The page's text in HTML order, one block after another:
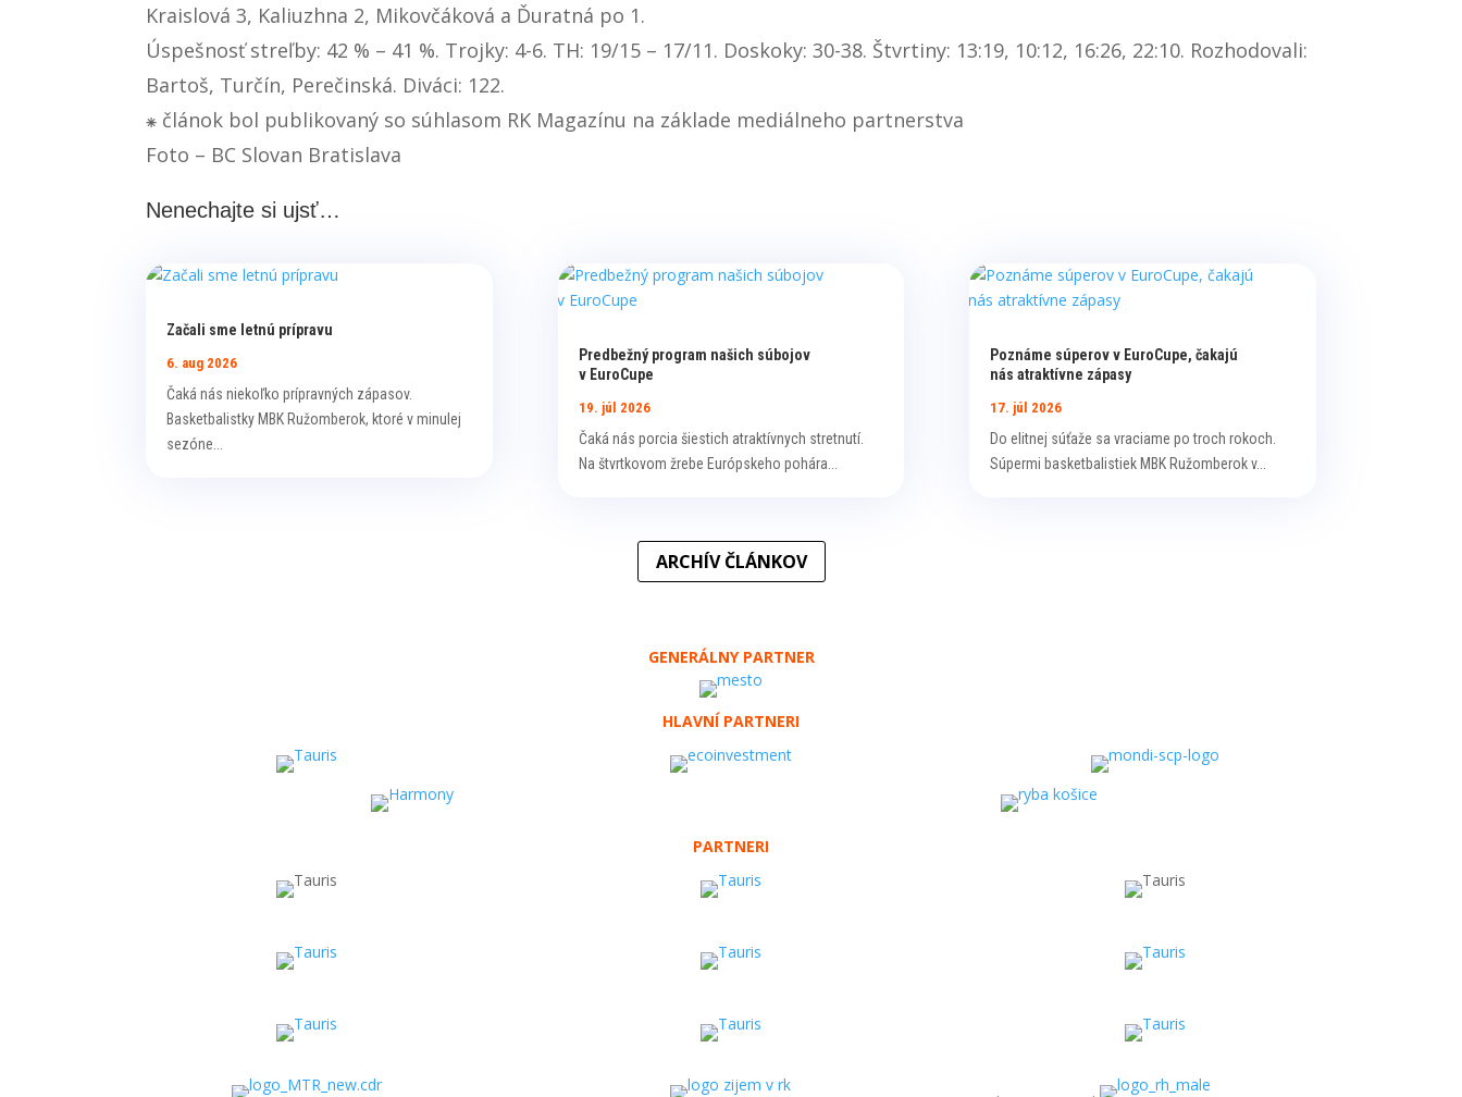
Kraislová 3, Kaliuzhna 2, Mikovčáková a Ďuratná po 1.
Úspešnosť streľby: 42 % – 41 %. Trojky: 4-6. TH: 19/15 – 17/11. Doskoky: 30-38. Štvrtiny: 13:19, 10:12, 16:26, 22:10. Rozhodovali:
Bartoš, Turčín, Perečinská. Diváci: 122.
⁕ článok bol publikovaný so súhlasom RK Magazínu na základe mediálneho partnerstva
Foto – BC Slovan Bratislava
Nenechajte si ujsť…
Začali sme letnú prípravu
6. aug 2026
Čaká nás niekoľko prípravných zápasov.
Basketbalistky MBK Ružomberok, ktoré v minulej
sezóne...
Predbežný program našich súbojov
v EuroCupe
19. júl 2026
Čaká nás porcia šiestich atraktívnych stretnutí.
Na štvrtkovom žrebe Európskeho pohára...
Poznáme súperov v EuroCupe, čakajú
nás atraktívne zápasy
17. júl 2026
Do elitnej súťaže sa vraciame po troch rokoch.
Súpermi basketbalistiek MBK Ružomberok v...
ARCHÍV ČLÁNKOV
GENERÁLNY PARTNER
HLAVNÍ PARTNERI
PARTNERI